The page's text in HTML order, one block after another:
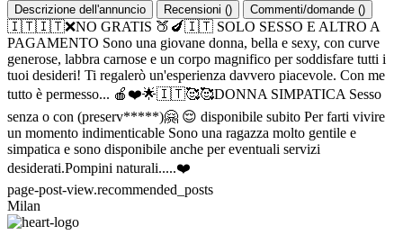
Descrizione dell'annuncio Recensioni () Commenti/domande ()
🇮🇹🇮🇹❌️NO GRATIS 🍑🍆🇮🇹 SOLO SESSO E ALTRO A
PAGAMENTO Sono una giovane donna, bella e sexy, con curve
generose, labbra carnose e un corpo magnifico per soddisfare tutti i
tuoi desideri! Ti regalerò un'esperienza davvero piacevole. Con me
tutto è permesso... 🍎❤️🌟🇮🇹🥰🥰DONNA SIMPATICA Sesso
senza o con (preserv*****)🤗 😌 disponibile subito Per farti vivire
un momento indimenticable Sono una ragazza molto gentile e
simpatica e sono disponibile anche per eventuali servizi
desiderati.Pompini naturali.....❤️
page-post-view.recommended_posts
Milan